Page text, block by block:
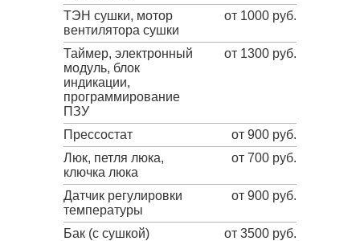
ТЭН сушки, мотор
вентилятора сушки
от 1000 руб.
Таймер, электронный
модуль, блок
индикации,
программирование
ПЗУ
от 1300 руб.
Прессостат
от 900 руб.
Люк, петля люка,
ключка люка
от 700 руб.
Датчик регулировки
температуры
от 900 руб.
Бак (с сушкой)
от 3500 руб.